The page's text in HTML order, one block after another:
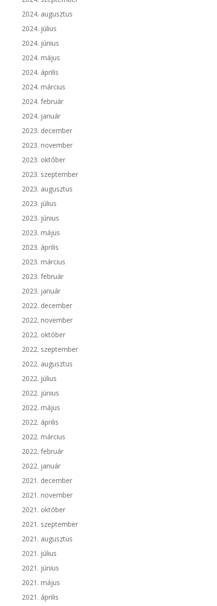
2024. augusztus
2024. július
2024. június
2024. május
2024. április
2024. március
2024. február
2024. január
2023. december
2023. november
2023. október
2023. szeptember
2023. augusztus
2023. július
2023. június
2023. május
2023. április
2023. március
2023. február
2023. január
2022. december
2022. november
2022. október
2022. szeptember
2022. augusztus
2022. július
2022. június
2022. május
2022. április
2022. március
2022. február
2022. január
2021. december
2021. november
2021. október
2021. szeptember
2021. augusztus
2021. július
2021. június
2021. május
2021. április